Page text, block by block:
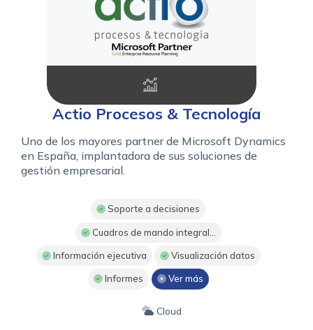
Actio Procesos & Tecnología
Uno de los mayores partner de Microsoft Dynamics
en España, implantadora de sus soluciones de
gestión empresarial.
Soporte a decisiones
Cuadros de mando integral...
Información ejecutiva Visualización datos
Informes Ver más
Cloud